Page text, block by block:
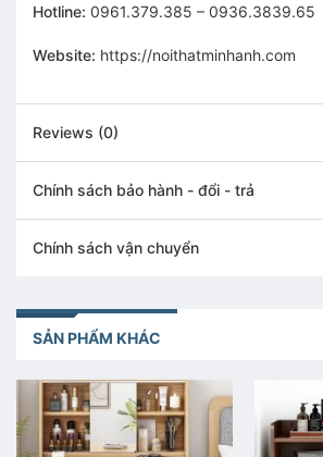
Hotline: 0961.379.385 – 0936.3839.65
Website: https://noithatminhanh.com
Reviews (0)
Chính sách bảo hành - đổi - trả
Chính sách vận chuyển
SẢN PHẨM KHÁC